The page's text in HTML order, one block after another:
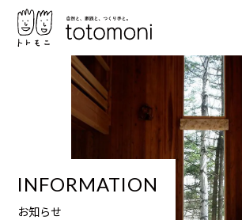
INFORMATION
お知らせ